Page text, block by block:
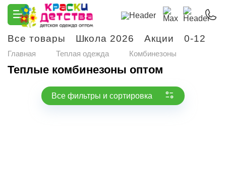
Все товары Школа 2026 Акции 0-12
Главная Теплая одежда Комбинезоны
Теплые комбинезоны оптом
Все фильтры и сортировка